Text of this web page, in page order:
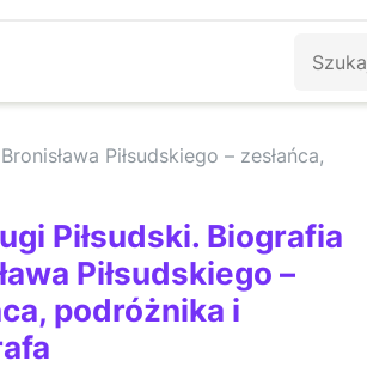
Piłsudskiego – zesłańca,
Piłsudski. Biografia
Piłsudskiego –
podróżnika i